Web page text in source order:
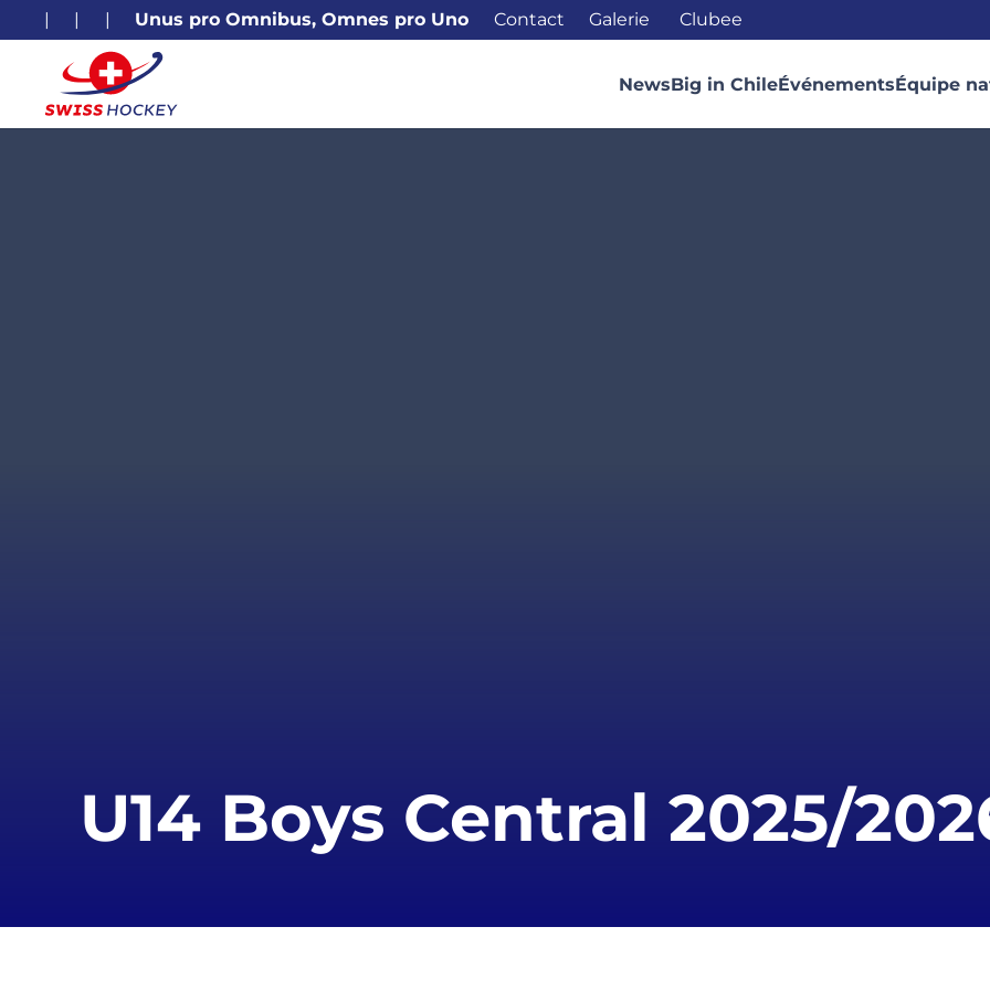
| | | Unus pro Omnibus, Omnes pro Uno Contact Galerie Clubee
NewsBig in ChileÉvénementsÉquipe
U14 Boys Central 2025/